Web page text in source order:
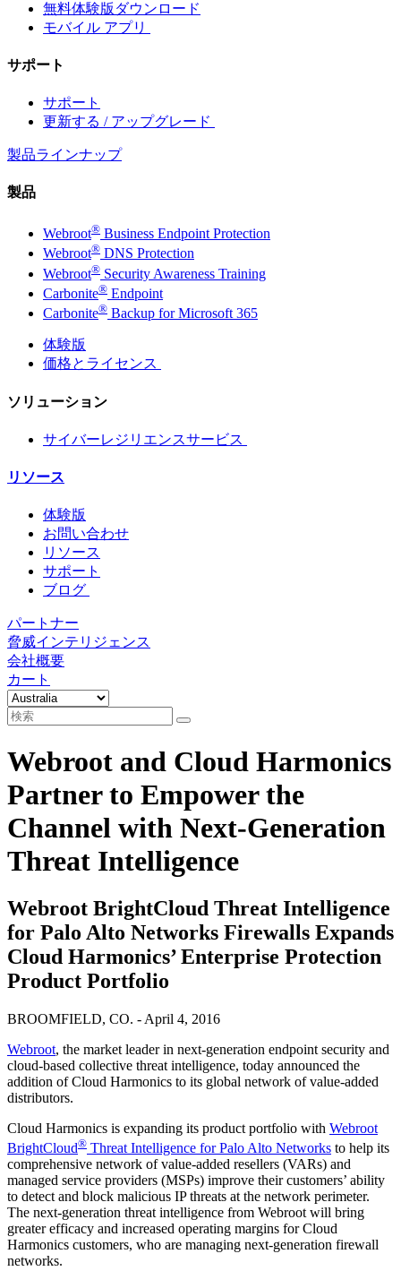
無料体験版ダウンロード
モバイル アプリ
サポート
サポート
更新する / アップグレード
製品ラインナップ
製品
Webroot® Business Endpoint Protection
Webroot® DNS Protection
Webroot® Security Awareness Training
Carbonite® Endpoint
Carbonite® Backup for Microsoft 365
体験版
価格とライセンス
ソリューション
サイバーレジリエンスサービス
リソース
体験版
お問い合わせ
リソース
サポート
ブログ
パートナー
脅威インテリジェンス
会社概要
カート
Webroot and Cloud Harmonics
Partner to Empower the
Channel with Next-Generation
Threat Intelligence
Webroot BrightCloud Threat Intelligence
for Palo Alto Networks Firewalls Expands
Cloud Harmonics’ Enterprise Protection
Product Portfolio
BROOMFIELD, CO. - April 4, 2016
Webroot, the market leader in next-generation endpoint security and
cloud-based collective threat intelligence, today announced the
addition of Cloud Harmonics to its global network of value-added
distributors.
Cloud Harmonics is expanding its product portfolio with Webroot
BrightCloud® Threat Intelligence for Palo Alto Networks to help its
comprehensive network of value-added resellers (VARs) and
managed service providers (MSPs) improve their customers’ ability
to detect and block malicious IP threats at the network perimeter.
The next-generation threat intelligence from Webroot will bring
greater efficacy and increased operating margins for Cloud
Harmonics customers, who are managing next-generation firewall
networks.